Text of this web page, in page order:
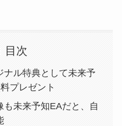
目次
ナル特典として未来予
プレゼント
も未来予知EAだと、自